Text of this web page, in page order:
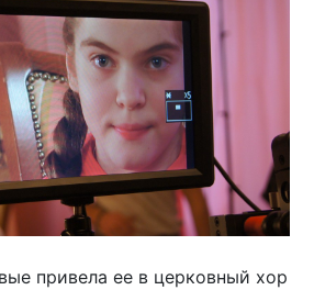
привела ее в церковный хор